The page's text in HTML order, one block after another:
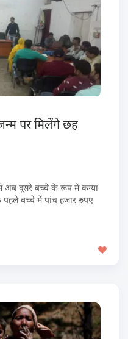
पर मिलेंगे छह
में अब दूसरे बच्चे के रूप में कन्या
बच्चे में पांच हजार रुपए